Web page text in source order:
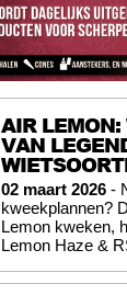
AIR
VAN
02 maart 2026 -
kweekplannen?
Lemon kweken,
Lemon Haze &